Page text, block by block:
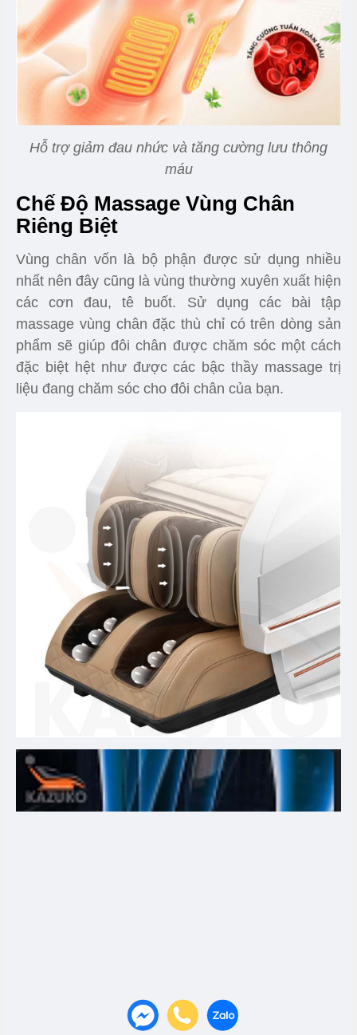
Hỗ trợ giảm đau nhức và tăng cường lưu thông
máu
Chế Độ Massage Vùng Chân
Riêng Biệt
Vùng chân vốn là bộ phận được sử dụng nhiều
nhất nên đây cũng là vùng thường xuyên xuất hiện
các cơn đau, tê buốt. Sử dụng các bài tập
massage vùng chân đặc thù chỉ có trên dòng sản
phẩm sẽ giúp đôi chân được chăm sóc một cách
đặc biệt hệt như được các bậc thầy massage trị
liệu đang chăm sóc cho đôi chân của bạn.